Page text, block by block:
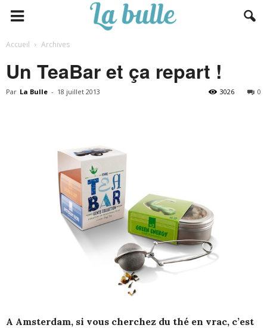
Accueil Archives
Un TeaBar et ça repart !
Par La Bulle - 18 juillet 2013 0
3026
A Amsterdam, si vous cherchez du thé en vrac, c’est